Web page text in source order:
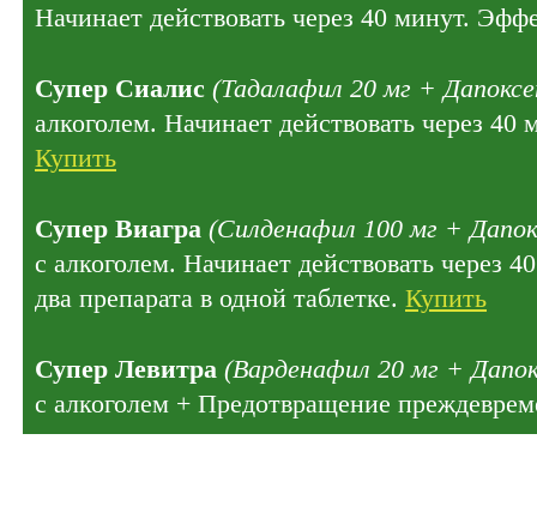
Начинает действовать через 40 минут.
Супер Сиалис (Тадалафил 20 мг +
алкоголем. Начинает действовать через
Купить
Супер Виагра (Силденафил 100 мг +
с алкоголем. Начинает действовать через
два препарата в одной таблетке. Купить
Супер Левитра (Варденафил 20 мг +
с алкоголем + Предотвращение